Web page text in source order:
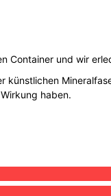
Container und wir
künstlichen
haben.